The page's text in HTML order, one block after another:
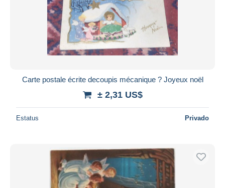
Carte postale écrite decoupis mécanique ? Joyeux noël
± 2,31 US$
Estatus Privado